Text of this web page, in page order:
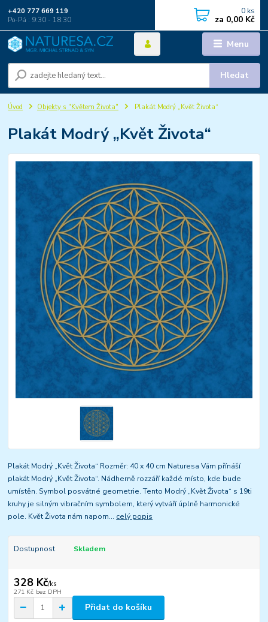
Menu
Hledat
+420 777 669 119
Po-Pá : 9:30 - 18:30
0 ks
za 0,00 Kč
Úvod Objekty s "Květem Života" Plakát Modrý „Květ Života“
Plakát Modrý „Květ Života“
Plakát Modrý „Květ Života“ Rozměr: 40 x 40 cm Naturesa Vám přínáší
plakát Modrý „Květ Života“. Nádherně rozzáří každé místo, kde bude
umístěn. Symbol posvátné geometrie. Tento Modrý „Květ Života“ s 19ti
kruhy je silným vibračním symbolem, který vytváří úplně harmonické
pole. Květ Života nám napom... celý popis
Dostupnost Skladem
328 Kč/ks
271 Kč bez DPH
Přidat do košíku